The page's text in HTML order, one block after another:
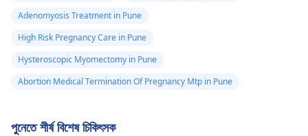
Adenomyosis Treatment in Pune
High Risk Pregnancy Care in Pune
Hysteroscopic Myomectomy in Pune
Abortion Medical Termination Of Pregnancy Mtp in Pune
পুনেতে শীর্ষ বিশেষ চিকিৎসক